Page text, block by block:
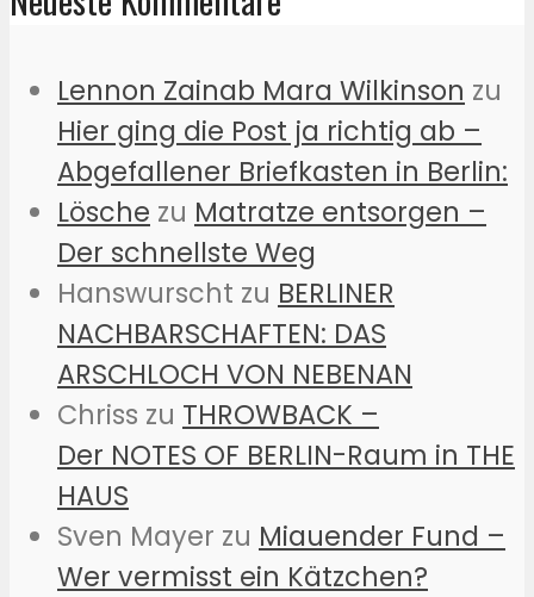
Lennon Zainab Mara Wilkinson zu
Hier ging die Post ja richtig ab –
Abgefallener Briefkasten in Berlin:
Lösche zu Matratze entsorgen –
Der schnellste Weg
Hanswurscht zu BERLINER
NACHBARSCHAFTEN: DAS
ARSCHLOCH VON NEBENAN
Chriss zu THROWBACK –
Der NOTES OF BERLIN-Raum in THE
HAUS
Sven Mayer zu Miauender Fund –
Wer vermisst ein Kätzchen?